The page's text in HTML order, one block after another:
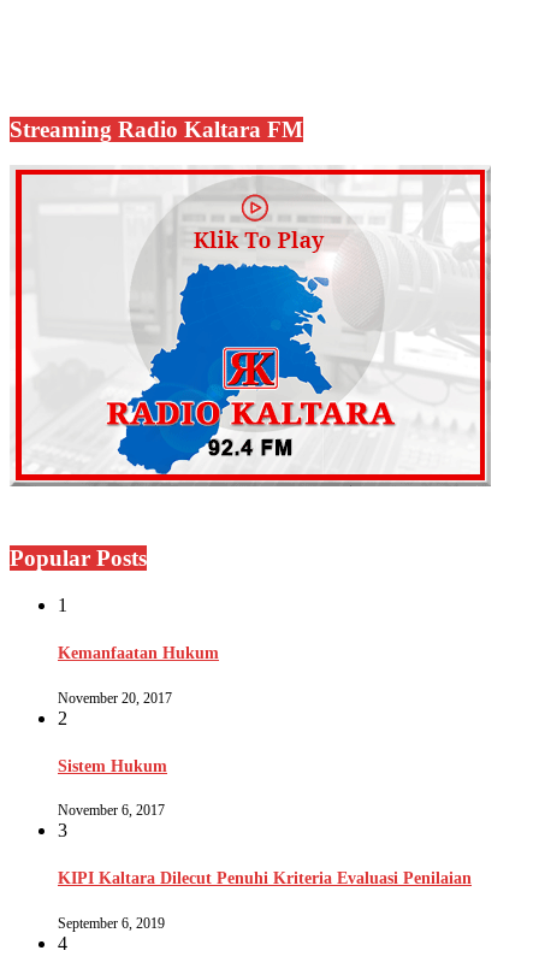
Streaming Radio Kaltara FM
Popular Posts
1
Kemanfaatan Hukum
November 20, 2017
2
Sistem Hukum
November 6, 2017
3
KIPI Kaltara Dilecut Penuhi Kriteria Evaluasi Penilaian
September 6, 2019
4